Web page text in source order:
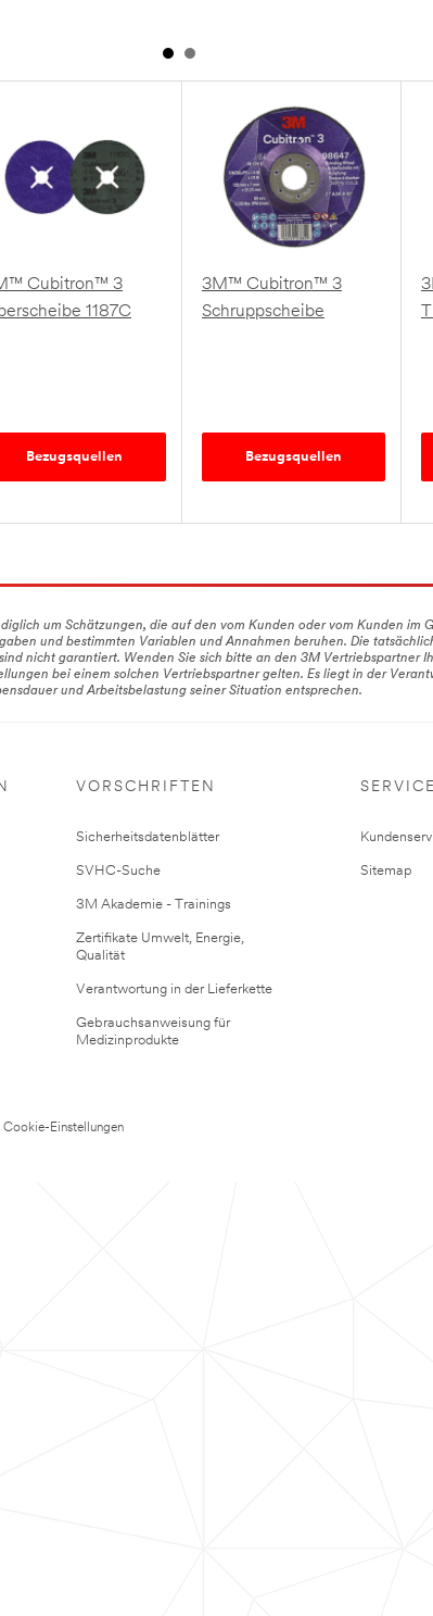
Cubitron™ 3
1187C
Bezugsquellen
3M™ Cubitron™ 3
Schruppscheibe
Bezugsquellen
um Schätzungen, die auf den vom Kunden oder vom Kunden im
und bestimmten Variablen und Annahmen beruhen. Die
nicht garantiert. Wenden Sie sich bitte an den 3M Vertriebspartner
bei einem solchen Vertriebspartner gelten. Es liegt in der
und Arbeitsbelastung seiner Situation entsprechen.
VORSCHRIFTEN
Sicherheitsdatenblätter
SVHC-Suche
3M Akademie - Trainings
Zertifikate Umwelt, Energie,
Qualität
Verantwortung in der Lieferkette
Gebrauchsanweisung für
Medizinprodukte
SERVICE
Sitemap
Cookie-Einstellungen